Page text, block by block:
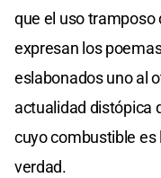
que el uso tramposo
expresan los
eslabonados uno al
actualidad distópica
cuyo combustible es
verdad.